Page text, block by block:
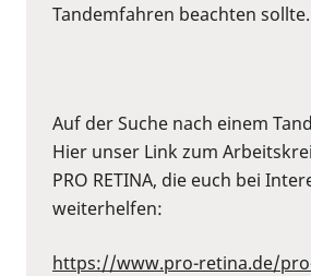
Tandemfahren beachten sollte.
Auf der Suche nach einem
Hier unser Link zum
PRO RETINA, die euch bei
weiterhelfen:
https://www.pro-retina.de/